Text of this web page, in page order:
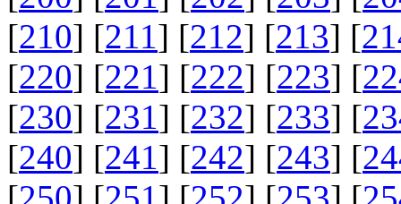
[210] [211] [212] [213] [
[220] [221] [222] [223] [
[230] [231] [232] [233] [
[240] [241] [242] [243] [